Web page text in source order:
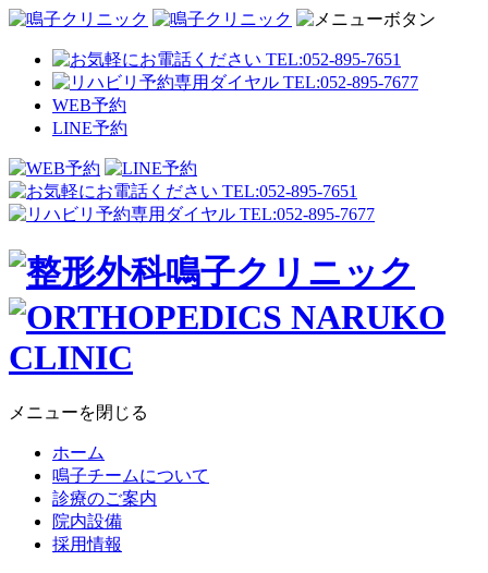
WEB予約
LINE予約
メニューを閉じる
ホーム
鳴子チームについて
診療のご案内
院内設備
採用情報